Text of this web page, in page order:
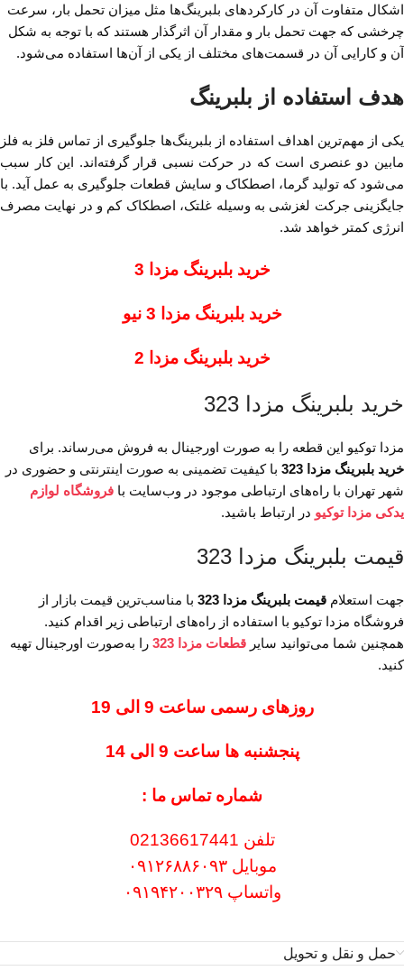
اشکال متفاوت آن در کارکردهای بلبرینگ‌ها مثل میزان تحمل‌ بار، سرعت
چرخشی که جهت تحمل بار و مقدار آن اثرگذار هستند که با توجه به شکل
آن و کارایی آن در قسمت‌های مختلف از یکی از آن‌ها استفاده می‌شود.
هدف استفاده از بلبرینگ
یکی از مهم‌ترین اهداف استفاده از بلبرینگ‌ها جلوگیری از تماس فلز به فلز
مابین دو عنصری است که در حرکت نسبی قرار گرفته‌اند. این کار سبب
می‌شود که تولید گرما، اصطکاک و سایش قطعات جلوگیری به عمل آید. با
جایگزینی جرکت لغزشی به وسیله غلتک، اصطکاک کم و در نهایت مصرف
انرژی کمتر خواهد شد.
خرید بلبرینگ مزدا 3
خرید بلبرینگ مزدا 3 نیو
خرید بلبرینگ مزدا 2
خرید بلبرینگ مزدا 323
مزدا توکیو این قطعه را به صورت اورجینال به فروش می‌رساند. برای
خرید بلبرینگ مزدا 323
با کیفیت تضمینی به صورت اینترنتی و حضوری در
شهر تهران با راه‌های ارتباطی موجود در وب‌سایت با فروشگاه لوازم
یدکی مزدا توکیو در ارتباط باشید.
قیمت بلبرینگ مزدا 323
جهت استعلام قیمت بلبرینگ مزدا 323
با مناسب‌ترین قیمت بازار از
فروشگاه مزدا توکیو با استفاده از راه‌های ارتباطی زیر اقدام کنید.
همچنین شما می‌توانید سایر قطعات مزدا 323
را به‌صورت اورجینال تهیه
کنید.
روزهای رسمی ساعت 9 الی 19
پنجشنبه ها ساعت 9 الی 14
شماره تماس ما :
تلفن 02136617441
موبایل ۰۹۱۲۶۸۸۶۰۹۳
واتساپ ۰۹۱۹۴۲۰۰۳۲۹
حمل و نقل و تحویل